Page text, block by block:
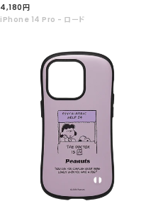
セ
ー
4,180円
iPhone 14 Pro - ロード